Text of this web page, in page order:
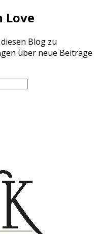
Love
Blog zu
über neue Beiträge